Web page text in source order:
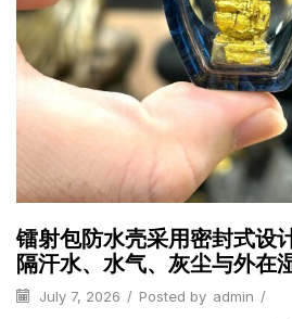
镭射包防水壳采用密封式设
隔汗水、水气、灰尘与外在
July 7, 2026 / Posted by admin /